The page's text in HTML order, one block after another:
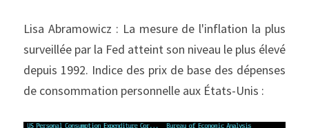
Lisa Abramowicz : La mesure de l'inflation la plus
surveillée par la Fed atteint son niveau le plus élevé
depuis 1992. Indice des prix de base des dépenses
de consommation personnelle aux États-Unis :